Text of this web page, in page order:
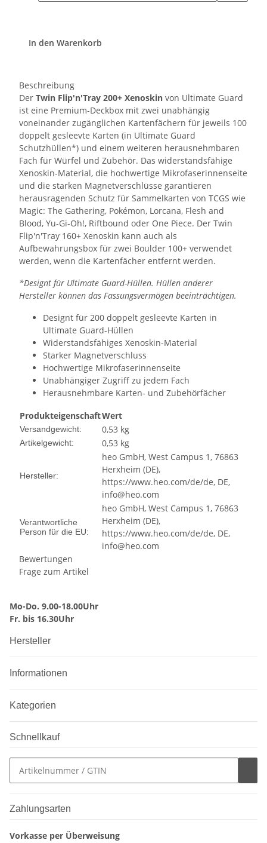
In den Warenkorb
Beschreibung
Der Twin Flip'n'Tray 200+ Xenoskin von Ultimate Guard
ist eine Premium-Deckbox mit zwei unabhängig
voneinander zugänglichen Kartenfächern für jeweils 100
doppelt gesleevte Karten (in Ultimate Guard
Schutzhüllen*) und einem weiteren herausnehmbaren
Fach für Würfel und Zubehör. Das widerstandsfähige
Xenoskin-Material, die hochwertige Mikrofaserinnenseite
und die starken Magnetverschlüsse garantieren
herausragenden Schutz für Sammelkarten von TCGS wie
Magic: The Gathering, Pokémon, Lorcana, Flesh and
Blood, Yu-Gi-Oh!, Riftbound oder One Piece. Der Twin
Flip'n'Tray 160+ Xenoskin kann auch als
Aufbewahrungsbox für zwei Boulder 100+ verwendet
werden, wenn die Kartenfächer entfernt werden.
*Designt für Ultimate Guard-Hüllen. Hüllen anderer
Hersteller können das Fassungsvermögen beeinträchtigen.
Designt für 200 doppelt gesleevte Karten in
Ultimate Guard-Hüllen
Widerstandsfähiges Xenoskin-Material
Starker Magnetverschluss
Hochwertige Mikrofaserinnenseite
Unabhängiger Zugriff zu jedem Fach
Herausnehmbare Karten- und Zubehörfächer
ProdukteigenschaftWert
Versandgewicht: 0,53 kg
Artikelgewicht: 0,53 kg
Hersteller:
heo GmbH, West Campus 1, 76863
Herxheim (DE),
https://www.heo.com/de/de, DE,
info@heo.com
Verantwortliche
Person für die EU:
heo GmbH, West Campus 1, 76863
Herxheim (DE),
https://www.heo.com/de/de, DE,
info@heo.com
Bewertungen
Frage zum Artikel
Mo-Do. 9.00-18.00Uhr
Fr. bis 16.30Uhr
Hersteller
Informationen
Kategorien
Schnellkauf
Zahlungsarten
Vorkasse per Überweisung